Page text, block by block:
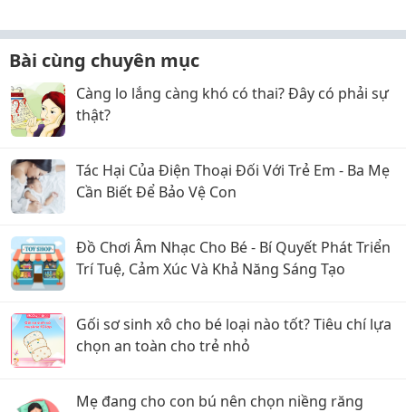
Bài cùng chuyên mục
Càng lo lắng càng khó có thai? Đây có phải sự
thật?
Tác Hại Của Điện Thoại Đối Với Trẻ Em - Ba Mẹ
Cần Biết Để Bảo Vệ Con
Đồ Chơi Âm Nhạc Cho Bé - Bí Quyết Phát Triển
Trí Tuệ, Cảm Xúc Và Khả Năng Sáng Tạo
Gối sơ sinh xô cho bé loại nào tốt? Tiêu chí lựa
chọn an toàn cho trẻ nhỏ
Mẹ đang cho con bú nên chọn niềng răng